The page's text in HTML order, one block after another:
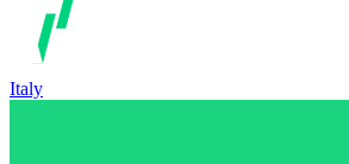
Italy